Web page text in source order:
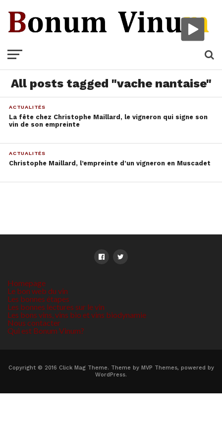
All posts tagged "vache nantaise"
ACTUALITÉS
La fête chez Christophe Maillard, le vigneron qui signe son
vin de son empreinte
ACTUALITÉS
Christophe Maillard, l’empreinte d’un vigneron en Muscadet
Homepage
Le bon web du vin
Les bonnes étapes
Les bonnes lectures sur le vin
Les bons vins, vins bio et vins biodynamie
Nous contacter
Qui est Bonum Vinum?
Copyright © 2016 Click Mag Theme. Theme by MVP Themes, powered by
WordPress.